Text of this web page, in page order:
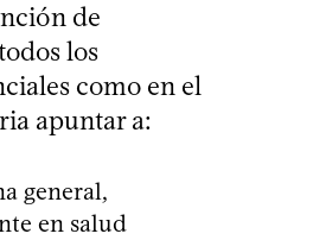
de
los
como en el
apuntar a:
general,
en salud